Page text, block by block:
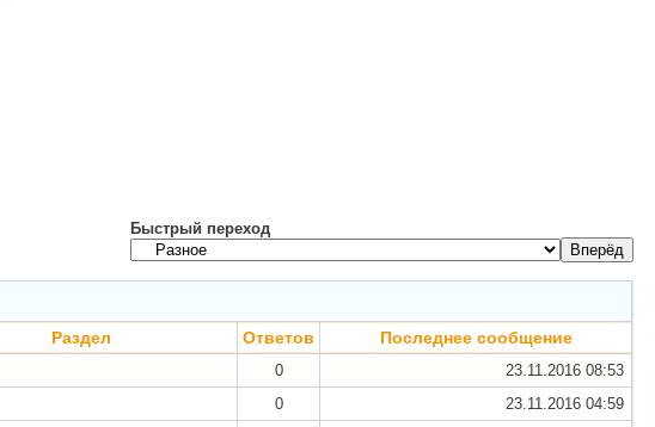
Быстрый переход
Раздел Ответов Последнее сообщение
0 23.11.2016 08:53
0 23.11.2016 04:59